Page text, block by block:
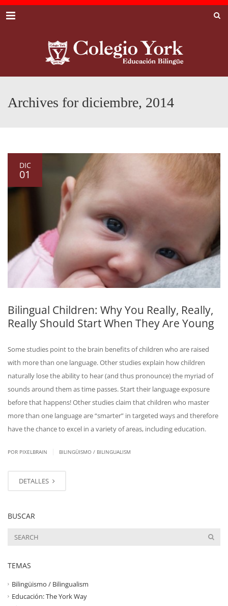
Menu
Archives for diciembre, 2014
DIC
01
Bilingual Children: Why You Really, Really,
Really Should Start When They Are Young
Some studies point to the brain benefits of children who are raised
with more than one language. Other studies explain how children
naturally lose the ability to hear (and thus pronounce) the myriad of
sounds around them as time passes. Start their language exposure
before that happens! Other studies claim that children who master
more than one language are “smarter” in targeted ways and therefore
have the chance to excel in a variety of areas, including education.
POR PIXELBRAIN BILINGÜISMO / BILINGUALISM
DETALLES
BUSCAR
TEMAS
Bilingüismo / Bilingualism
Educación: The York Way